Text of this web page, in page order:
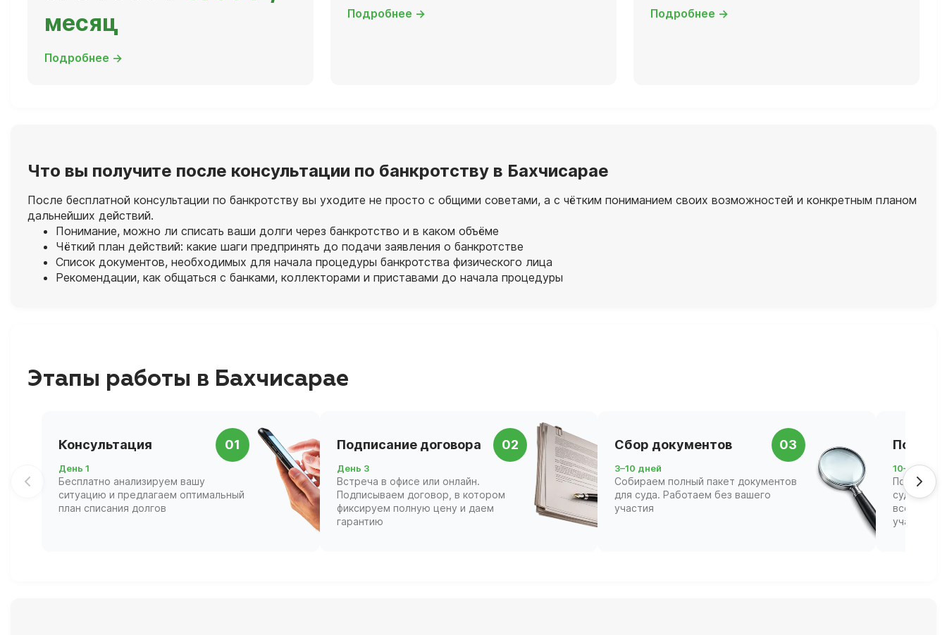
месяц
Подробнее →
Подробнее → Подробнее →
Что вы получите после консультации по банкротству в Бахчисарае
После бесплатной консультации по банкротству вы уходите не просто с общими советами, а с чётким пониманием своих возможностей и конкретным планом
дальнейших действий.
Понимание, можно ли списать ваши долги через банкротство и в каком объёме
Чёткий план действий: какие шаги предпринять до подачи заявления о банкротстве
Список документов, необходимых для начала процедуры банкротства физического лица
Рекомендации, как общаться с банками, коллекторами и приставами до начала процедуры
Этапы работы в Бахчисарае
Консультация 01
День 1
Бесплатно анализируем вашу
ситуацию и предлагаем оптимальный
план списания долгов
Подписание договора 02
День 3
Встреча в офисе или онлайн.
Подписываем договор, в котором
фиксируем полную цену и даем
гарантию
Сбор документов 03
3–10 дней
Собираем полный пакет документов
для суда. Работаем без вашего
участия
Подача
10–21 день
Подаём
суд и
всех